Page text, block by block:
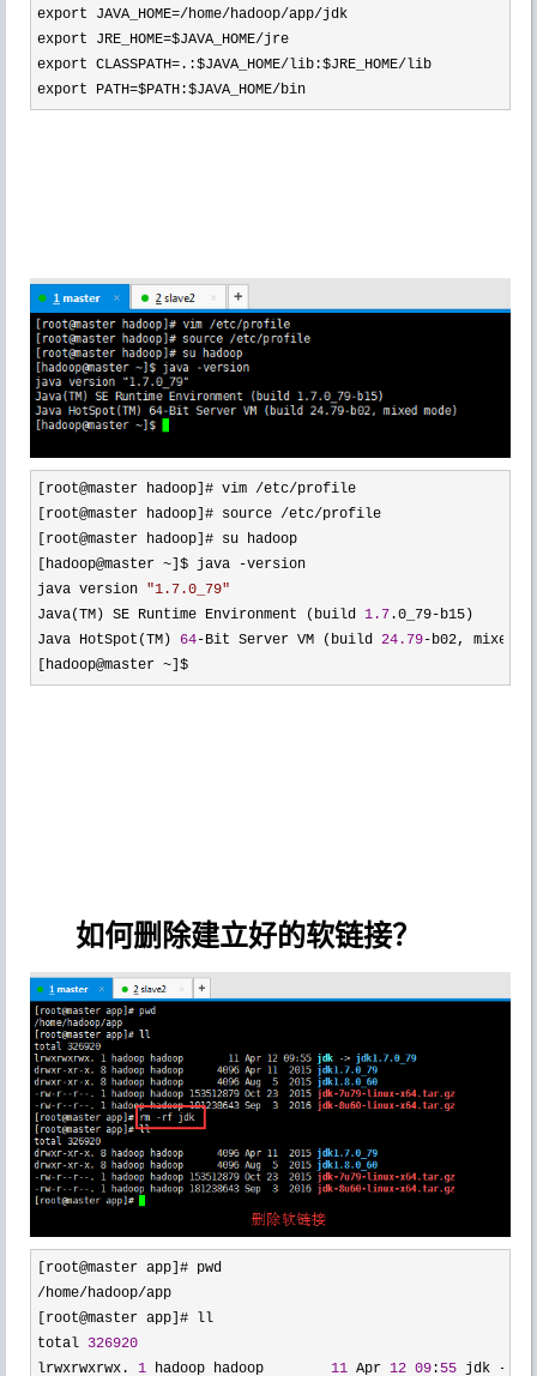
export JAVA_HOME=/home/hadoop/app/jdk
export JRE_HOME=$JAVA_HOME/jre
export CLASSPATH=.:$JAVA_HOME/lib:$JRE_HOME/ lib
export PATH=$PATH:$JAVA_HOME/bin
[root@master hadoop]# vim /etc/profile
[root@master hadoop]# source /etc/profile
[root@master hadoop]# su hadoop
[hadoop@master ~]$ java -version
java version "1.7.0_79"
Java(TM) SE Runtime Environment (build 1.7 .0_79- b15)
Java HotSpot(TM) 64-Bit Server VM (build 24.79- b02, mixed
[hadoop@master ~]$
如何删除建立好的软链接？
/home/hadoop/app
[root@master app]# ll
total 326920
lrwxrwxrwx. 1 hadoop hadoop 11 Apr 12 09 : 55 jdk ->